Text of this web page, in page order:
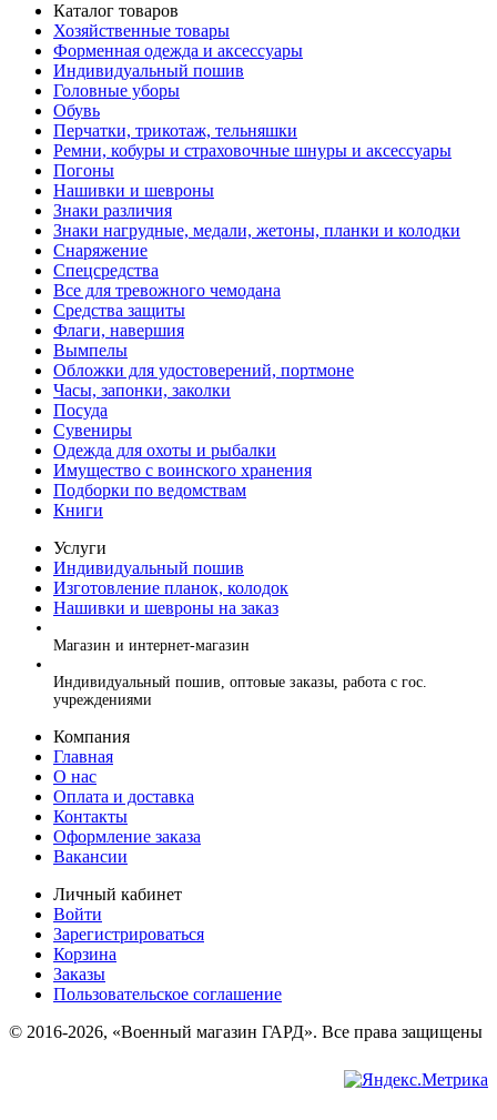
Каталог товаров
Хозяйственные товары
Форменная одежда и аксессуары
Индивидуальный пошив
Головные уборы
Обувь
Перчатки, трикотаж, тельняшки
Ремни, кобуры и страховочные шнуры и аксессуары
Погоны
Нашивки и шевроны
Знаки различия
Знаки нагрудные, медали, жетоны, планки и колодки
Снаряжение
Спецсредства
Все для тревожного чемодана
Средства защиты
Флаги, навершия
Вымпелы
Обложки для удостоверений, портмоне
Часы, запонки, заколки
Посуда
Сувениры
Одежда для охоты и рыбалки
Имущество с воинского хранения
Подборки по ведомствам
Книги
Услуги
Индивидуальный пошив
Изготовление планок, колодок
Нашивки и шевроны на заказ
Магазин и интернет-магазин
Индивидуальный пошив, оптовые заказы, работа с гос.
учреждениями
Компания
Главная
О нас
Оплата и доставка
Контакты
Оформление заказа
Вакансии
Личный кабинет
Войти
Зарегистрироваться
Корзина
Заказы
Пользовательское соглашение
© 2016-2026, «Военный магазин ГАРД». Все права защищены